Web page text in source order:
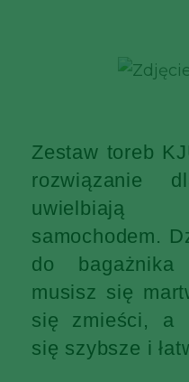
Zestaw toreb
rozwiązanie
uwielbiają
samochodem.
do bagażnika
musisz się
się zmieści, a
się szybsze i